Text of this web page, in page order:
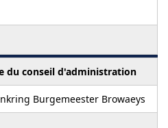
du conseil d'administration
Burgemeester Browaeys